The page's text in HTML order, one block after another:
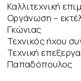
Καλλιτεχνική
Οργάνωση –
Γκώνιας
Τεχνικός ήχου
Τεχνική
Παπαδόπουλος